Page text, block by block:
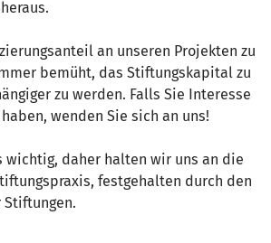
an unseren Projekten zu
bemüht, das Stiftungskapital zu
zu werden. Falls Sie Interesse
wenden Sie sich an uns!
wichtig, daher halten wir uns an die
festgehalten durch den